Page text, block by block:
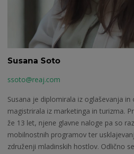
Susana Soto
ssoto@reaj.com
Susana je diplomirala iz oglaševanja
magistrirala iz marketinga in turizma.
že 13 let, njene glavne naloge pa so
mobilnostnih programov ter
združenji mladinskih hostlov. Odlično